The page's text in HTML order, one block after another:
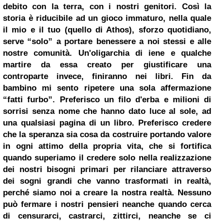
debito con la terra, con i nostri genitori. Così la
storia è riducibile ad un gioco immaturo, nella quale
il mio e il tuo (quello di Athos), sforzo quotidiano,
serve “solo” a portare benessere a noi stessi e alle
nostre comunità. Un'oligarchia di iene e qualche
martire da essa creato per giustificare una
controparte invece, finiranno nei libri. Fin da
bambino mi sento ripetere una sola affermazione
“fatti furbo”. Preferisco un filo d'erba e milioni di
sorrisi senza nome che hanno dato luce al sole, ad
una qualsiasi pagina di un libro. Preferisco credere
che la speranza sia cosa da costruire portando valore
in ogni attimo della propria vita, che si fortifica
quando superiamo il credere solo nella realizzazione
dei nostri bisogni primari per rilanciare attraverso
dei sogni grandi che vanno trasformati in realtà,
perché siamo noi a creare la nostra realtà. Nessuno
può fermare i nostri pensieri neanche quando cerca
di censurarci, castrarci, zittirci, neanche se ci